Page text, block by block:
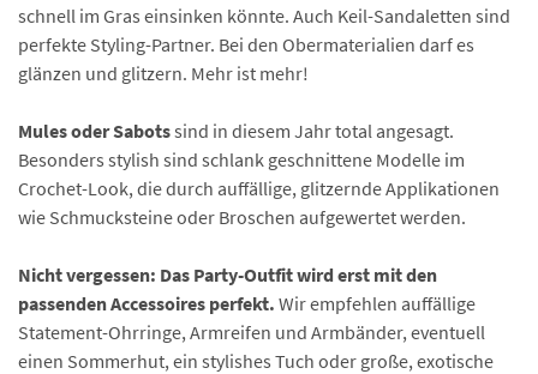
schnell im Gras einsinken könnte. Auch Keil-Sandaletten sind
perfekte Styling-Partner. Bei den Obermaterialien darf es
glänzen und glitzern. Mehr ist mehr!
Mules oder Sabotssind in diesem Jahr total angesagt.
Besonders stylish sind schlank geschnittene Modelle im
Crochet-Look, die durch auffällige, glitzernde Applikationen
wie Schmucksteine oder Broschen aufgewertet werden.
Nicht vergessen: Das Party-Outfit wird erst mit den
passenden Accessoires perfekt. Wir empfehlen auffällige
Statement-Ohrringe, Armreifen und Armbänder, eventuell
einen Sommerhut, ein stylishes Tuch oder große, exotische